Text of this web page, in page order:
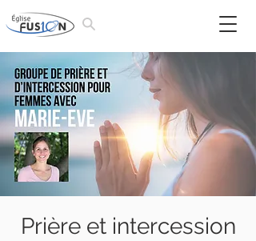
Prière et intercession